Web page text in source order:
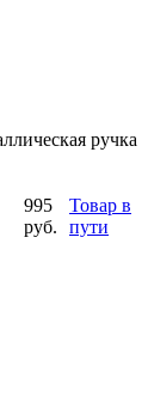
ручка
995
руб.
Товар в
пути